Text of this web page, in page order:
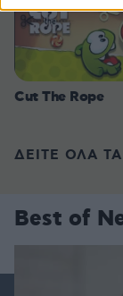
Cut The Rope
ΔΕΙΤΕ ΟΛΑ ΤΑ
Best of